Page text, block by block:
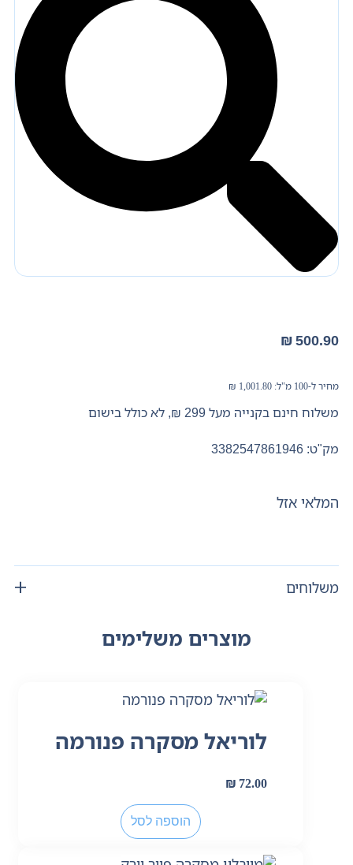
₪500.90
מחיר ל-100 מ"ל: ₪ 1,001.80
משלוח חינם בקנייה מעל 299 ₪, לא כולל בישום
מק"ט: 3382547861946
המלאי אזל
משלוחים
מוצרים משלימים
לוריאל מסקרה פנורמה
₪ 72.00
הוספה לסל